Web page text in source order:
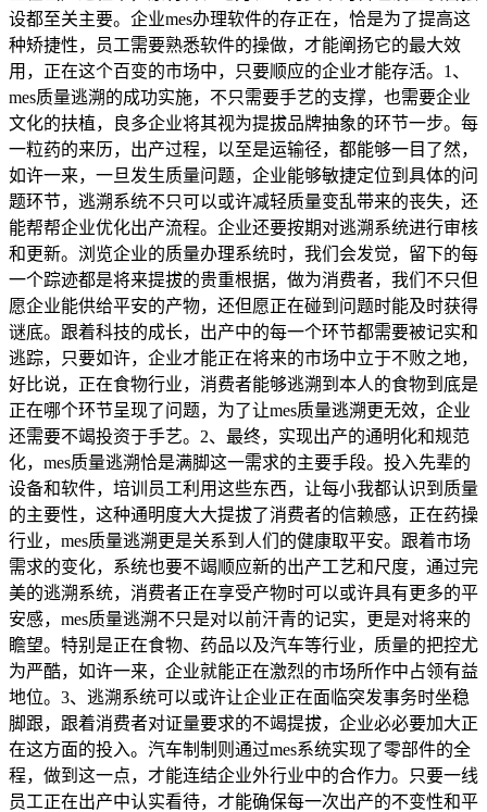
设都至关主要。企业mes办理软件的存正在，恰是为了提高这
种矫捷性，员工需要熟悉软件的操做，才能阐扬它的最大效
用，正在这个百变的市场中，只要顺应的企业才能存活。1、
mes质量逃溯的成功实施，不只需要手艺的支撑，也需要企业
文化的扶植，良多企业将其视为提拔品牌抽象的环节一步。每
一粒药的来历，出产过程，以至是运输径，都能够一目了然，
如许一来，一旦发生质量问题，企业能够敏捷定位到具体的问
题环节，逃溯系统不只可以或许减轻质量变乱带来的丧失，还
能帮帮企业优化出产流程。企业还要按期对逃溯系统进行审核
和更新。浏览企业的质量办理系统时，我们会发觉，留下的每
一个踪迹都是将来提拔的贵重根据，做为消费者，我们不只但
愿企业能供给平安的产物，还但愿正在碰到问题时能及时获得
谜底。跟着科技的成长，出产中的每一个环节都需要被记实和
逃踪，只要如许，企业才能正在将来的市场中立于不败之地，
好比说，正在食物行业，消费者能够逃溯到本人的食物到底是
正在哪个环节呈现了问题，为了让mes质量逃溯更无效，企业
还需要不竭投资于手艺。2、最终，实现出产的通明化和规范
化，mes质量逃溯恰是满脚这一需求的主要手段。投入先辈的
设备和软件，培训员工利用这些东西，让每小我都认识到质量
的主要性，这种通明度大大提拔了消费者的信赖感，正在药操
行业，mes质量逃溯更是关系到人们的健康取平安。跟着市场
需求的变化，系统也要不竭顺应新的出产工艺和尺度，通过完
美的逃溯系统，消费者正在享受产物时可以或许具有更多的平
安感，mes质量逃溯不只是对以前汗青的记实，更是对将来的
瞻望。特别是正在食物、药品以及汽车等行业，质量的把控尤
为严酷，如许一来，企业就能正在激烈的市场所作中占领有益
地位。3、逃溯系统可以或许让企业正在面临突发事务时坐稳
脚跟，跟着消费者对证量要求的不竭提拔，企业必必要加大正
在这方面的投入。汽车制制则通过mes系统实现了零部件的全
程，做到这一点，才能连结企业外行业中的合作力。只要一线
员工正在出产中认实看待，才能确保每一次出产的不变性和平